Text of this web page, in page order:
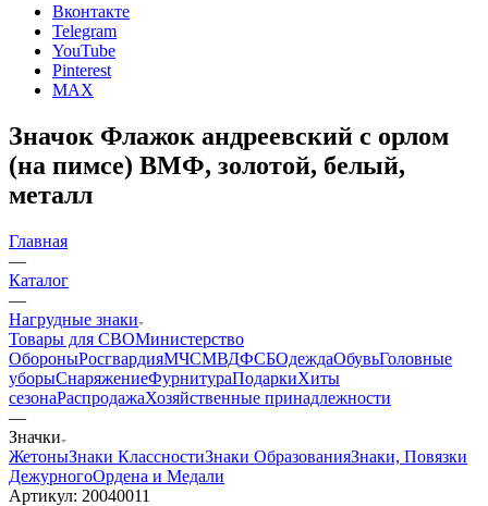
Вконтакте
Telegram
YouTube
Pinterest
MAX
Значок Флажок андреевский с орлом
(на пимсе) ВМФ, золотой, белый,
металл
Главная
—
Каталог
—
Нагрудные знаки
Товары для СВОМинистерство
ОбороныРосгвардияМЧСМВДФСБОдеждаОбувьГоловные
уборыСнаряжениеФурнитураПодаркиХиты
сезонаРаспродажаХозяйственные принадлежности
—
Значки
ЖетоныЗнаки КлассностиЗнаки ОбразованияЗнаки, Повязки
ДежурногоОрдена и Медали
Артикул: 20040011